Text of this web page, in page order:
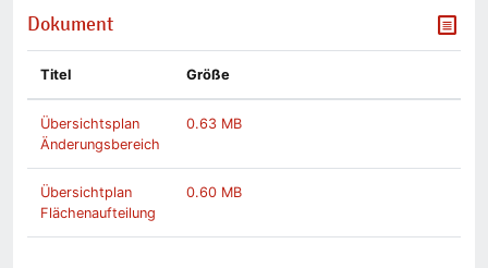
Dokument
Titel Größe
Übersichtsplan
Änderungsbereich
0.63 MB
Übersichtplan
Flächenaufteilung
0.60 MB